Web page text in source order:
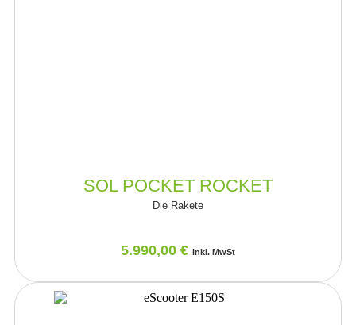
SOL POCKET ROCKET
Die Rakete
5.990,00 € inkl. MwSt